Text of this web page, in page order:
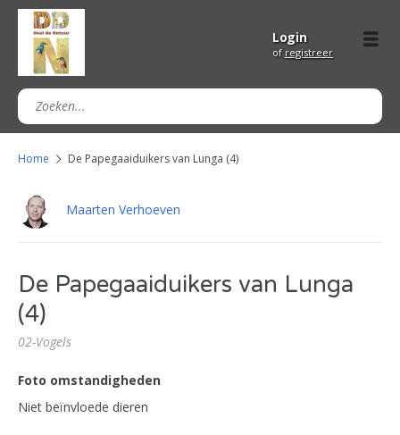
Login
of registreer
Home De Papegaaiduikers van Lunga (4)
Maarten Verhoeven
De Papegaaiduikers van Lunga
(4)
02-Vogels
Foto omstandigheden
Niet beïnvloede dieren